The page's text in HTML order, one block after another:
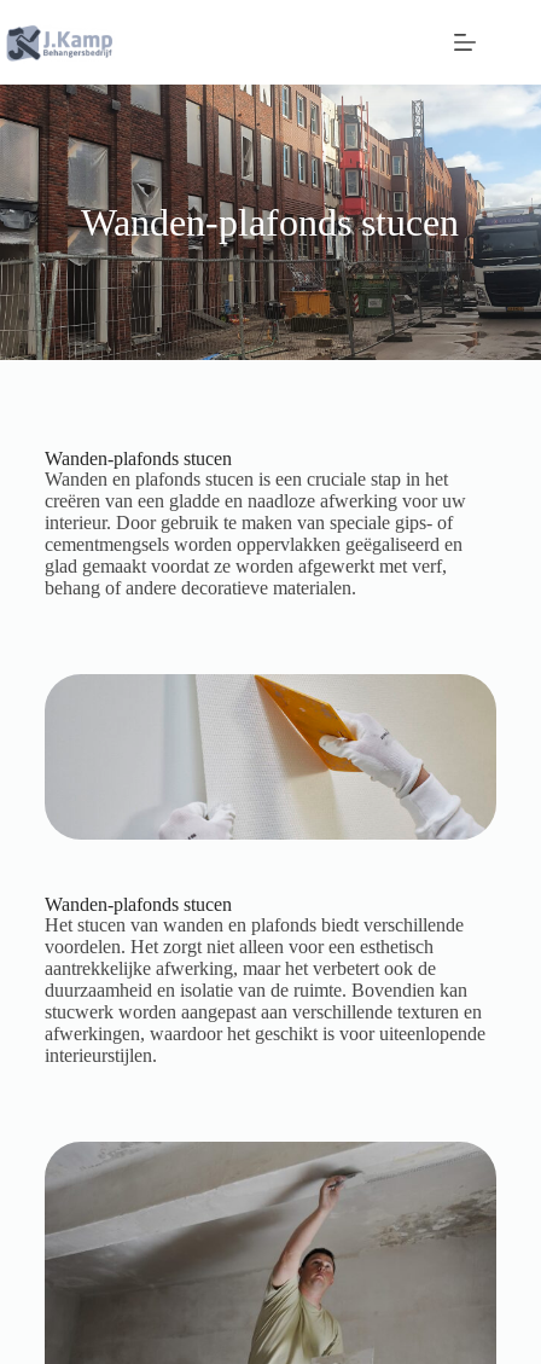
Wanden-plafonds stucen
Wanden-plafonds stucen
Wanden en plafonds stucen is een cruciale stap in het
creëren van een gladde en naadloze afwerking voor uw
interieur. Door gebruik te maken van speciale gips- of
cementmengsels worden oppervlakken geëgaliseerd en
glad gemaakt voordat ze worden afgewerkt met verf,
behang of andere decoratieve materialen.
Wanden-plafonds stucen
Het stucen van wanden en plafonds biedt verschillende
voordelen. Het zorgt niet alleen voor een esthetisch
aantrekkelijke afwerking, maar het verbetert ook de
duurzaamheid en isolatie van de ruimte. Bovendien kan
stucwerk worden aangepast aan verschillende texturen en
afwerkingen, waardoor het geschikt is voor uiteenlopende
interieurstijlen.